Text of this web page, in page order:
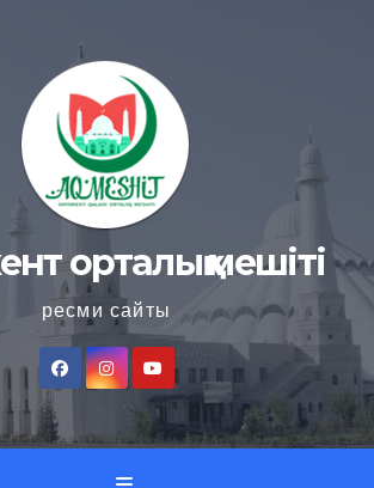
орталық мешіті
ресми сайты